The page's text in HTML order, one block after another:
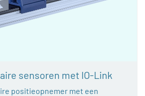
sensoren met IO-Link
positieopnemer met een